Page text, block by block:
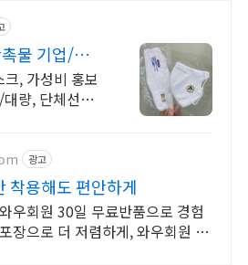
물 기업/관
, 가성비 홍보
량, 단체선물
광고
착용해도 편안하게
우회원 30일 무료반품으로 경험
장으로 더 저렴하게, 와우회원 캐